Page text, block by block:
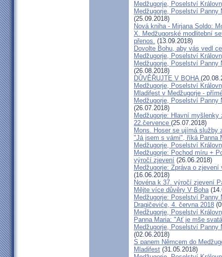
Medžugorje, Poselství
Medžugorje, Poselství
(25.09.2018)
Nová kniha - Mirjana Soldo:
X. Medžugorské modlitební
přenos. (13.09.2018)
Dovolte Bohu, aby vás vedl
Medžugorje, Poselství
Medžugorje, Poselství Panny
(26.08.2018)
DŮVĚŘUJTE V BOHA
Medžugorje, Poselství
Mladifest v Medžugorje -
Medžugorje, Poselství Panny
(26.07.2018)
Medžugorje: Hlavní
22.července (25.07.2018)
Mons. Hoser se ujímá služby
"Já jsem s vámi", říká Panna
Medžugorje, Poselství
Medžugorje: Pochod míru +
výročí zjevení (26.06.2018)
Medžugorje: Zpráva o
(16.06.2018)
Novéna k 37. výročí zjevení
Mějte více důvěry V Boha
Medžugorje: Poselství Panny
Dragičeviće, 4. června 2018
Medžugorje, Poselství
Panna Maria: "Ať je mše
Medžugorje, Poselství Panny
(02.06.2018)
S panem Němcem do
Mladifest (31.05.2018)